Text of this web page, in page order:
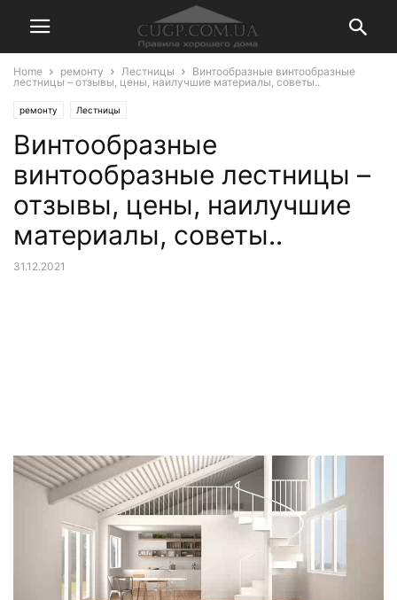
Home ремонту Лестницы
Винтообразные винтообразные
лестницы – отзывы, цены, наилучшие материалы, советы..
ремонту Лестницы
Винтообразные
винтообразные лестницы –
отзывы, цены, наилучшие
материалы, советы..
31.12.2021